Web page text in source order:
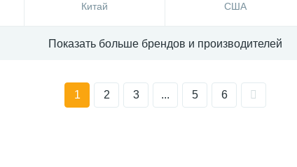
Китай США
Показать больше брендов и производителей
1 2 3 ... 5 6